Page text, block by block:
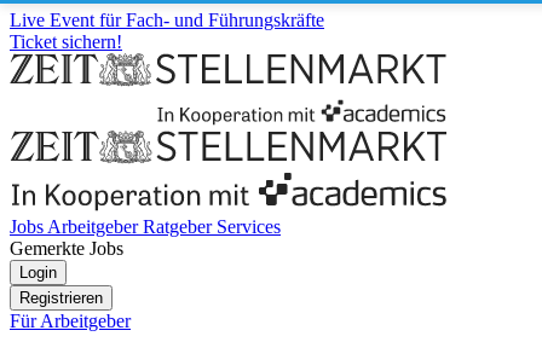
Live Event für Fach- und Führungskräfte
Ticket sichern!
Jobs ArbeitgeberRatgeber Services
Gemerkte Jobs
Login
Registrieren
Für Arbeitgeber